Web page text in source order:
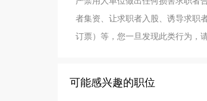
者集资、让求职者入股、诱导求职
订票）等，您一旦发现此类行为，
可能感兴趣的职位